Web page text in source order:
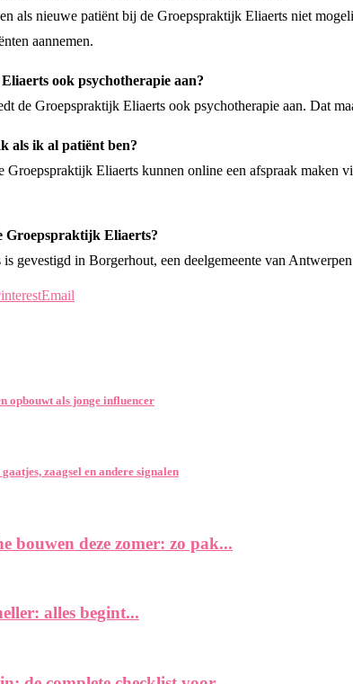
als nieuwe patiënt bij de Groepspraktijk Eliaerts niet
aannemen.
ook psychotherapie aan?
de Groepspraktijk Eliaerts ook psychotherapie aan. Dat
als ik al patiënt ben?
Groepspraktijk Eliaerts kunnen online een afspraak
Groepspraktijk Eliaerts?
gevestigd in Borgerhout, een deelgemeente van
Email
opbouwt als jonge influencer
zaagsel en andere signalen
bouwen deze zomer: zo pak...
alles begint...